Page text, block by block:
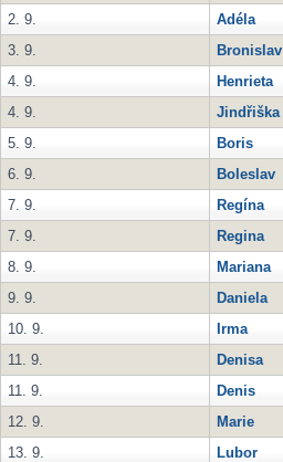
2. 9.
Adéla
3. 9.
Bronislav
4. 9.
Henrieta
4. 9.
Jindřiška
5. 9.
Boris
6. 9.
Boleslav
7. 9.
Regína
7. 9.
Regina
8. 9.
Mariana
9. 9.
Daniela
10. 9.
Irma
11. 9.
Denisa
11. 9.
Denis
12. 9.
Marie
13. 9.
Lubor